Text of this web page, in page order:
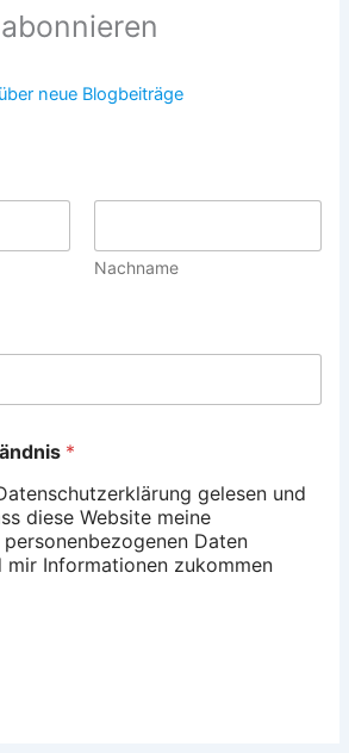
neue Blogbeiträge
Nachname
*
gelesen und
diese Website meine
Daten
mir Informationen zukommen